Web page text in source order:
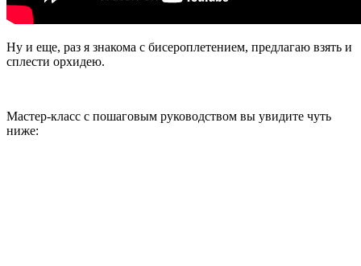
Ну и еще, раз я знакома с бисероплетением, предлагаю взять и
сплести орхидею.
Мастер-класс с пошаговым руководством вы увидите чуть
ниже: